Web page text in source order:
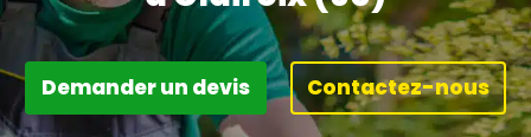
Demander un devis Contactez-nous